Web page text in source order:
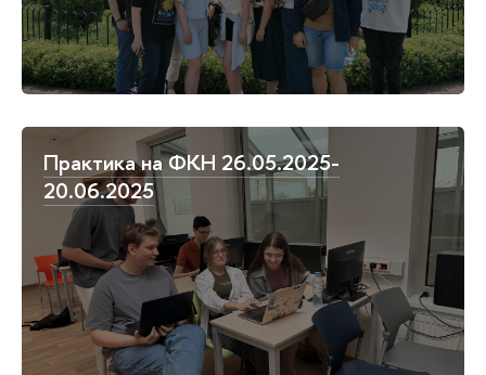
Практика на ФКН 26.05.2025-
20.06.2025